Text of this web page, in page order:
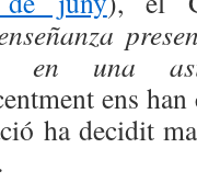
en una
ens
ha decidit